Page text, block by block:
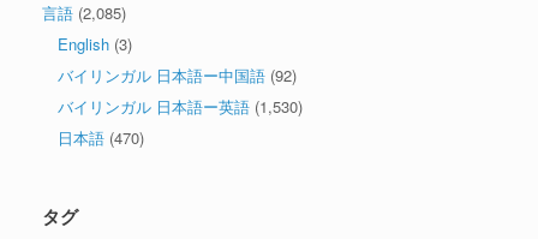
言語 (2,085)
English (3)
バイリンガル 日本語ー中国語 (92)
バイリンガル 日本語ー英語 (1,530)
日本語 (470)
タグ